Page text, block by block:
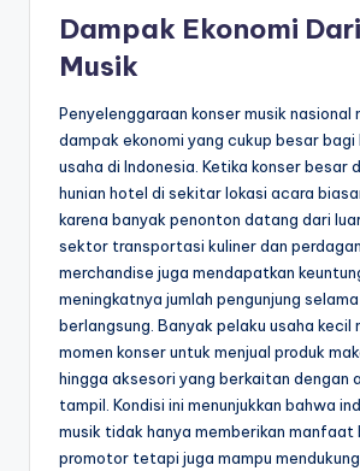
Dampak Ekonomi
Musik
Penyelenggaraan konser musik nasional
dampak ekonomi yang cukup besar
usaha di Indonesia. Ketika konser besar
hunian hotel di sekitar lokasi acara
karena banyak penonton datang dari
sektor transportasi kuliner dan
merchandise juga mendapatkan
meningkatnya jumlah pengunjung
berlangsung. Banyak pelaku usaha kecil
momen konser untuk menjual produk
hingga aksesori yang berkaitan dengan
tampil. Kondisi ini menunjukkan bahwa
musik tidak hanya memberikan manfaat
promotor tetapi juga mampu